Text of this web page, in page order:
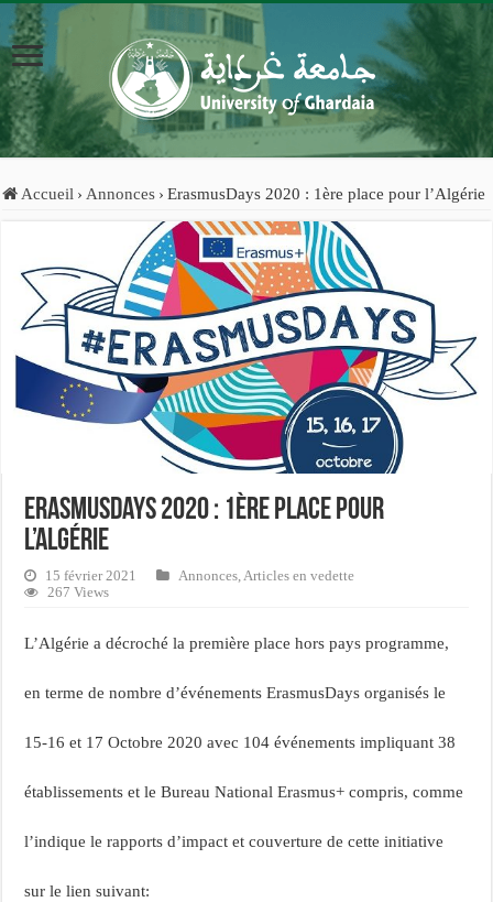
Accueil › Annonces › ErasmusDays 2020 : 1ère place pour l’Algérie
ErasmusDays 2020 : 1ère place pour
l’Algérie
15 février 2021 Annonces,Articles en vedette
267 Views
L’Algérie a décroché la première place hors pays programme,
en terme de nombre d’événements ErasmusDays organisés le
15-16 et 17 Octobre 2020 avec 104 événements impliquant 38
établissements et le Bureau National Erasmus+ compris, comme
l’indique le rapports d’impact et couverture de cette initiative
sur le lien suivant: